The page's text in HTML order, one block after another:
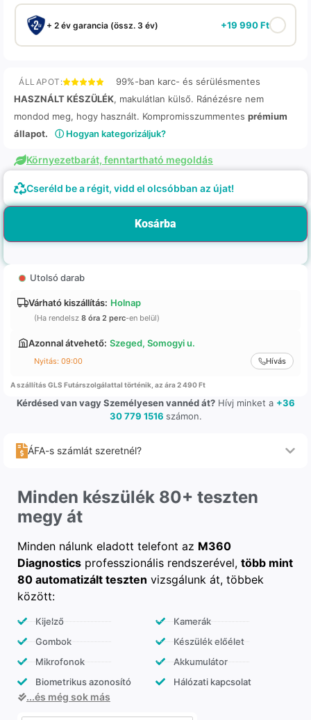
+ 2 év garancia (össz. 3 év) +19 990Ft
ÁLLAPOT:
99%-ban karc- és sérülésmentes
HASZNÁLT KÉSZÜLÉK, makulátlan külső. Ránézésre nem
mondod meg, hogy használt. Kompromisszummentes prémium
állapot.
ⓘ Hogyan kategorizáljuk?
Környezetbarát, fenntartható megoldás
Cseréld be a régit, vidd el olcsóbban az újat!
Kosárba
Utolsó darab
Várható kiszállítás: Holnap
(Ha rendelsz 8 óra 2 perc-en belül)
Azonnal átvehető: Szeged, Somogyi u.
Nyitás: 09:00 Hívás
A szállítás GLS Futárszolgálattal történik, az ára 2 490 Ft
Kérdésed van vagy Személyesen vannéd át?Hívj minket a +36
30 779 1516 számon.
ÁFA-s számlát szeretnél?
Minden készülék 80+ teszten
megy át
Minden nálunk eladott telefont az M360
Diagnostics professzionális rendszerével, több mint
80 automatizált teszten vizsgálunk át, többek
között:
Kijelző
Gombok
Mikrofonok
Biometrikus azonosító
Kamerák
Készülék előélet
Akkumulátor
Hálózati kapcsolat
...és még sok más